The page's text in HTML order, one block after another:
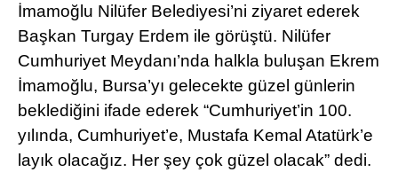
SPOR
SAĞLIK
TEKNOLOJİ
EĞİTİM
İmamoğlu Nilüfer Belediyesi’ni ziyaret ederek
Başkan Turgay Erdem ile görüştü. Nilüfer
Cumhuriyet Meydanı’nda halkla buluşan Ekrem
İmamoğlu, Bursa’yı gelecekte güzel günlerin
beklediğini ifade ederek “Cumhuriyet’in 100.
yılında, Cumhuriyet’e, Mustafa Kemal Atatürk’e
layık olacağız. Her şey çok güzel olacak” dedi.